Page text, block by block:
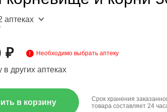
аптеках
₽ Необходимо выбрать аптеку
других аптеках
в корзину
Срок хранения
товара составляет 24